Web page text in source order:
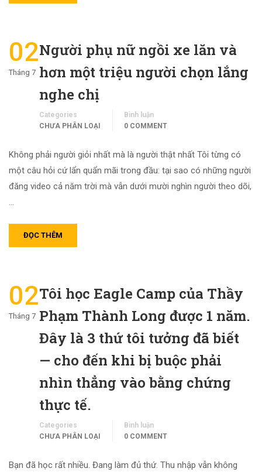
02
Tháng 7
Người phụ nữ ngồi xe lăn và
hơn một triệu người chọn lắng
nghe chị
Categories
CHƯA PHÂN LOẠI
Bình luận
0 COMMENT
Không phải người giỏi nhất mà là người thật nhất Tôi từng có
một câu hỏi cứ lẩn quẩn mãi trong đầu: tại sao có những người
đăng video cả năm trời mà vẫn dưới mười nghìn người theo dõi,
…
ĐỌC THÊM
02
Tháng 7
Tôi học Eagle Camp của Thầy
Phạm Thành Long được 1 năm.
Đây là 3 thứ tôi tưởng đã biết
— cho đến khi bị buộc phải
nhìn thẳng vào bằng chứng
thực tế.
Categories
CHƯA PHÂN LOẠI
Bình luận
0 COMMENT
Bạn đã học rất nhiều. Đang làm đủ thứ. Thu nhập vẫn không